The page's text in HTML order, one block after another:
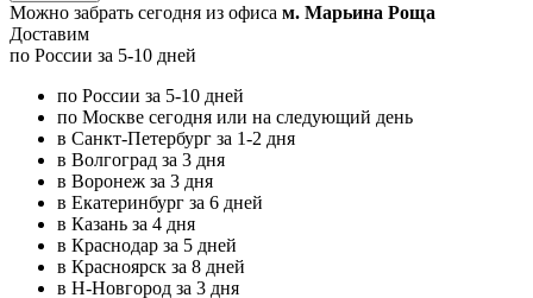
Можно забрать сегодня из офиса м. Марьина Роща
Доставим
по России за 5-10 дней
по России за 5-10 дней
по Москве сегодня или на следующий день
в Санкт-Петербург за 1-2 дня
в Волгоград за 3 дня
в Воронеж за 3 дня
в Екатеринбург за 6 дней
в Казань за 4 дня
в Краснодар за 5 дней
в Красноярск за 8 дней
в Н-Новгород за 3 дня